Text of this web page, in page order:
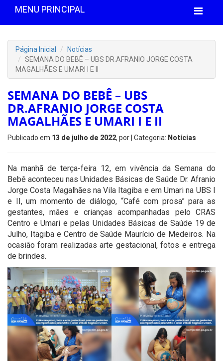
MENU PRINCIPAL
Página Inicial
Notícias
SEMANA DO BEBÊ – UBS DR.AFRANIO JORGE COSTA
MAGALHÃES E UMARI I E II
SEMANA DO BEBÊ – UBS
DR.AFRANIO JORGE COSTA
MAGALHÃES E UMARI I E II
Publicado em 13 de julho de 2022, por | Categoria: Notícias
Na manhã de terça-feira 12, em vivência da Semana do
Bebê aconteceu nas Unidades Básicas de Saúde Dr. Afranio
Jorge Costa Magalhães na Vila Itagiba e em Umari na UBS I
e II, um momento de diálogo, “Café com prosa” para as
gestantes, mães e crianças acompanhadas pelo CRAS
Centro e Umari e pelas Unidades Básicas de Saúde 19 de
Julho, Itagiba e Centro de Saúde Maurício de Medeiros. Na
ocasião foram realizadas arte gestacional, fotos e entrega
de brindes.